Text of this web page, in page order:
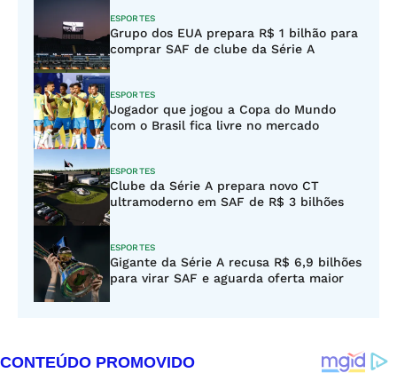
ESPORTES
Grupo dos EUA prepara R$ 1 bilhão para
comprar SAF de clube da Série A
ESPORTES
Jogador que jogou a Copa do Mundo
com o Brasil fica livre no mercado
ESPORTES
Clube da Série A prepara novo CT
ultramoderno em SAF de R$ 3 bilhões
ESPORTES
Gigante da Série A recusa R$ 6,9 bilhões
para virar SAF e aguarda oferta maior